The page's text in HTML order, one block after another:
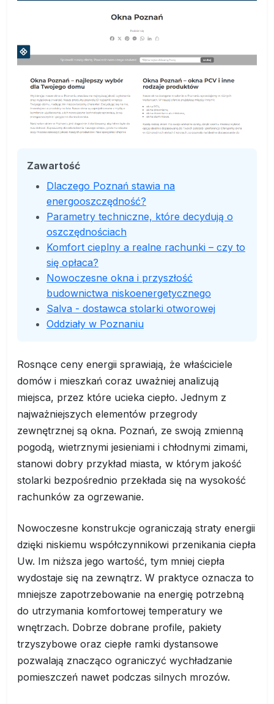
Zawartość
Dlaczego Poznań stawia na
energooszczędność?
Parametry techniczne, które decydują o
oszczędnościach
Komfort cieplny a realne rachunki – czy to
się opłaca?
Nowoczesne okna i przyszłość
budownictwa niskoenergetycznego
Salva - dostawca stolarki otworowej
Oddziały w Poznaniu
Rosnące ceny energii sprawiają, że właściciele
domów i mieszkań coraz uważniej analizują
miejsca, przez które ucieka ciepło. Jednym z
najważniejszych elementów przegrody
zewnętrznej są okna. Poznań, ze swoją zmienną
pogodą, wietrznymi jesieniami i chłodnymi zimami,
stanowi dobry przykład miasta, w którym jakość
stolarki bezpośrednio przekłada się na wysokość
rachunków za ogrzewanie.
Nowoczesne konstrukcje ograniczają straty energii
dzięki niskiemu współczynnikowi przenikania ciepła
Uw. Im niższa jego wartość, tym mniej ciepła
wydostaje się na zewnątrz. W praktyce oznacza to
mniejsze zapotrzebowanie na energię potrzebną
do utrzymania komfortowej temperatury we
wnętrzach. Dobrze dobrane profile, pakiety
trzyszybowe oraz ciepłe ramki dystansowe
pozwalają znacząco ograniczyć wychładzanie
pomieszczeń nawet podczas silnych mrozów.